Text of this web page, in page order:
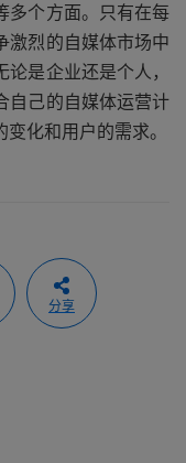
多个方面。只有在每
激烈的自媒体市场中
是企业还是个人，
自己的自媒体运营计
化和用户的需求。
分享